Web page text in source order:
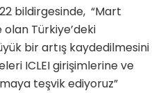
bildirgesinde, “Mart
olan Türkiye’deki
bir artış kaydedilmesini
ICLEI girişimlerine ve
teşvik ediyoruz”